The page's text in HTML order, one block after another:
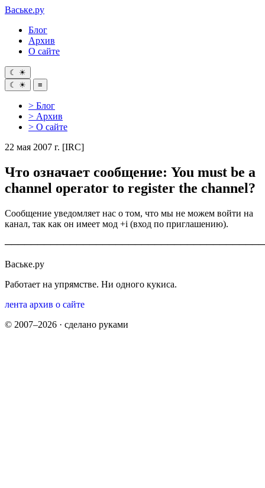
Ваське.ру
Блог
Архив
О сайте
☾
☀
☾
☀ ≡
> Блог
> Архив
> О сайте
22 мая 2007 г. [IRC]
Что означает сообщение: You must be a
channel operator to register the channel?
Сообщение уведомляет нас о том, что мы не можем войти на
канал, так как он имеет мод +i (вход по приглашению).
Ваське.ру
Работает на упрямстве. Ни одного кукиса.
лента архив о сайте
© 2007–2026 · сделано руками